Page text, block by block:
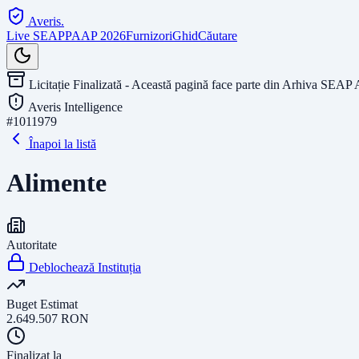
Averis.
Live SEAPPAAP 2026FurnizoriGhidCăutare
Licitație Finalizată - Această pagină face parte din Arhiva SEAP
Averis Intelligence
#1011979
Înapoi la listă
Alimente
Autoritate
Deblochează Instituția
Buget Estimat
2.649.507 RON
Finalizat la